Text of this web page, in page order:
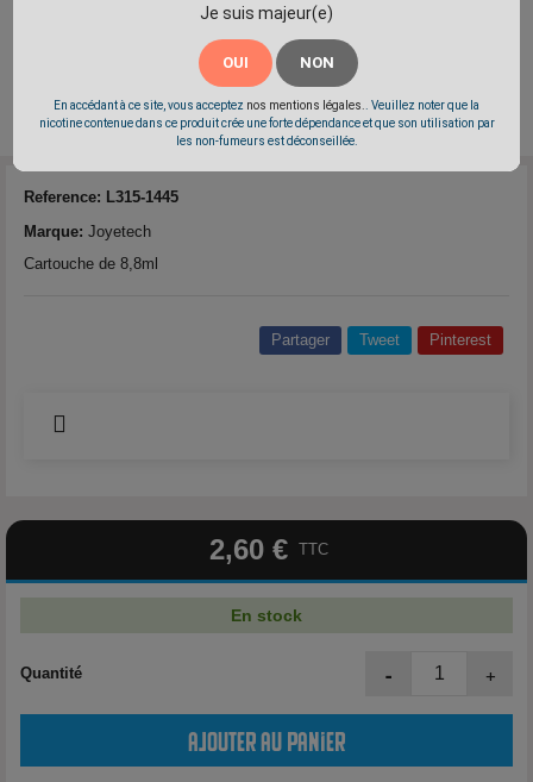
Je suis majeur(e)
OUI NON
En accédant à ce site, vous acceptez nos mentions légales.
. Veuillez noter que la
nicotine contenue dans ce produit crée une forte dépendance et que son utilisation par
les non-fumeurs est déconseillée.
Reference: L315-1445
Marque: Joyetech
Cartouche de 8,8ml
Partager Tweet Pinterest
2,60 € TTC
En stock
Quantité - +
Ajouter au panier